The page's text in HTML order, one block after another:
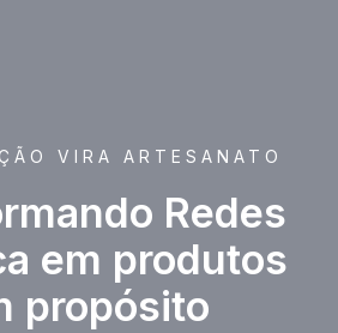
VIRA ARTESANATO
Redes
em produtos
propósito